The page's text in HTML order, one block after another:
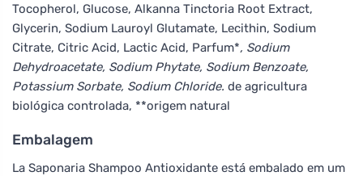
Tocopherol, Glucose, Alkanna Tinctoria Root Extract,
Glycerin, Sodium Lauroyl Glutamate, Lecithin, Sodium
Citrate, Citric Acid, Lactic Acid, Parfum*, Sodium
Dehydroacetate, Sodium Phytate, Sodium Benzoate,
Potassium Sorbate, Sodium Chloride. de agricultura
biológica controlada, **origem natural
Embalagem
La Saponaria Shampoo Antioxidante está embalado em um